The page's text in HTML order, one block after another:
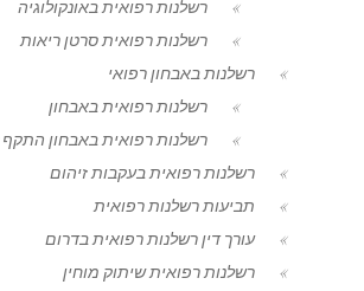
רשלנות רפואית באונקולוגיה
רשלנות רפואית סרטן ריאות
רשלנות באבחון רפואי
רשלנות רפואית באבחון
רשלנות רפואית באבחון התקף
רשלנות רפואית בעקבות זיהום
תביעות רשלנות רפואית
עורך דין רשלנות רפואית בדרום
רשלנות רפואית שיתוק מוחין